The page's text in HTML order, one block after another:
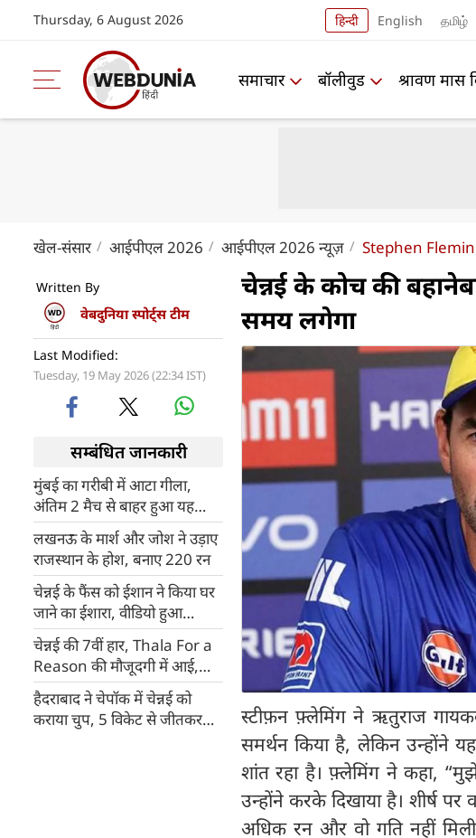
Thursday, 6 August 2026 हिन्दी English தமிழ்
समाचार बॉलीवुड श्रावण मास
खेल-संसार आईपीएल 2026 आईपीएल 2026 न्यूज़ Stephen
Written By
वेबदुनिया स्पोर्ट्स टीम
Last Modified:
Tuesday, 19 May 2026 (22:34 IST)
सम्बंधित जानकारी
मुंबई का गरीबी में आटा गीला,
अंतिम 2 मैच से बाहर हुआ यह
ओपनर और ऑलराउंडर
लखनऊ के मार्श और जोश ने उड़ाए
राजस्थान के होश, बनाए 220 रन
चेन्नई के फैंस को ईशान ने किया घर
जाने का ईशारा, वीडियो हुआ
वायरल
चेन्नई की 7वीं हार, Thala For a
Reason की मौजूदगी में आई,
प्लेऑफ मुश्किल
हैदराबाद ने चेपॉक में चेन्नई को
कराया चुप, 5 विकेट से जीतकर
चेन्नई के कोच की
समय लगेगा
स्टीफ़न फ़्लेमिंग ने ऋतुराज
समर्थन किया है, लेकिन उन्होंने
शांत रहा है। फ़्लेमिंग ने कहा,
उन्होंने करके दिखाया है। शीर्ष
अधिक रन और वो गति नहीं